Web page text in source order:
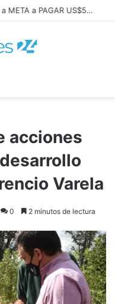
SALUD MENTAL: CONDENARON a META a PAGAR US$567 MILLONES
acciones
Varela
0 2 minutos de lectura